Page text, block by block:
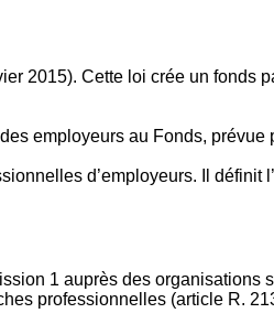
2015). Cette loi crée un fonds
employeurs au Fonds, prévue
d’employeurs. Il définit
1 auprès des organisations
professionnelles (article R.